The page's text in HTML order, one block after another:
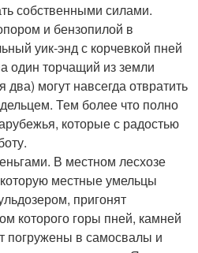
собственными силами.
и бензопилой в
уик-энд с корчевкой пней
один торчащий из земли
два) могут навсегда отвратить
Тем более что полно
которые с радостью
В местном лесхозе
местные умельцы
пригонят
которого горы пней, камней
погружены в самосвалы и